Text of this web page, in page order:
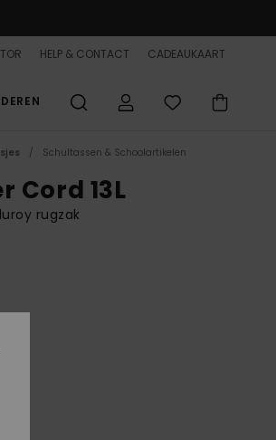
HELP & CONTACT CADEAUKAART
Schultassen & Schoolartikelen
Cord 13L
rugzak